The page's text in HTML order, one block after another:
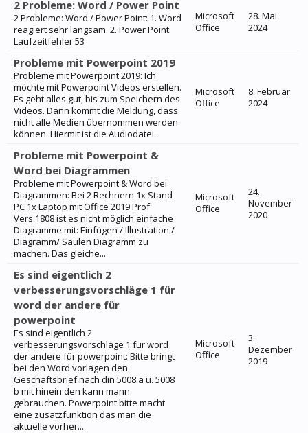
2 Probleme: Word / Power Point
2 Probleme: Word / Power Point: 1. Word
reagiert sehr langsam. 2. Power Point:
Laufzeitfehler 53
Microsoft
Office
28. Mai
2024
Probleme mit Powerpoint 2019
Probleme mit Powerpoint 2019: Ich
möchte mit Powerpoint Videos erstellen.
Es geht alles gut, bis zum Speichern des
Videos. Dann kommt die Meldung, dass
nicht alle Medien übernommen werden
können. Hiermit ist die Audiodatei...
Microsoft
Office
8. Februar
2024
Probleme mit Powerpoint &
Word bei Diagrammen
Probleme mit Powerpoint & Word bei
Diagrammen: Bei 2 Rechnern 1x Stand
PC 1x Laptop mit Office 2019 Prof
Vers.1808 ist es nicht möglich einfache
Diagramme mit: Einfügen / Illustration /
Diagramm/ Säulen Diagramm zu
machen. Das gleiche...
Microsoft
Office
24.
November
2020
Es sind eigentlich 2
verbesserungsvorschläge 1 für
word der andere für
powerpoint
Es sind eigentlich 2
verbesserungsvorschläge 1 für word
der andere für powerpoint: Bitte bringt
bei den Word vorlagen den
Geschaftsbrief nach din 5008 a u. 5008
b mit hinein den kann mann
gebrauchen. Powerpoint bitte macht
eine zusatzfunktion das man die
aktuelle vorher...
Microsoft
Office
3.
Dezember
2019